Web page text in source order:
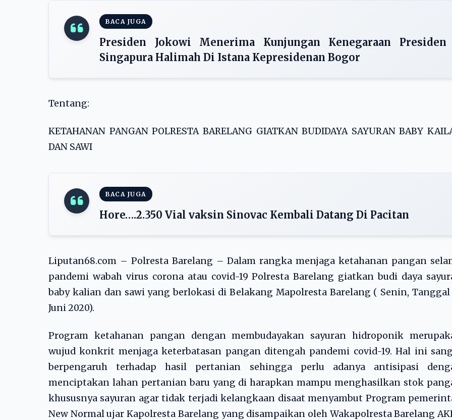
BACA JUGA
Presiden Jokowi Menerima Kunjungan Kenegaraan Presiden
Singapura Halimah Di Istana Kepresidenan Bogor
Tentang:
KETAHANAN PANGAN POLRESTA BARELANG GIATKAN BUDIDAYA SAYURAN BABY
DAN SAWI
BACA JUGA
Hore….2.350 Vial vaksin Sinovac Kembali Datang Di Pacitan
Liputan68.com – Polresta Barelang – Dalam rangka menjaga ketahanan pangan
pandemi wabah virus corona atau covid-19 Polresta Barelang giatkan budi daya
baby kalian dan sawi yang berlokasi di Belakang Mapolresta Barelang ( Senin, Tanggal
Juni 2020).
Program ketahanan pangan dengan membudayakan sayuran hidroponik
wujud konkrit menjaga keterbatasan pangan ditengah pandemi covid-19. Hal ini
berpengaruh terhadap hasil pertanian sehingga perlu adanya antisipasi
menciptakan lahan pertanian baru yang di harapkan mampu menghasilkan stok
khususnya sayuran agar tidak terjadi kelangkaan disaat menyambut Program
New Normal ujar Kapolresta Barelang yang disampaikan oleh Wakapolresta Barelang